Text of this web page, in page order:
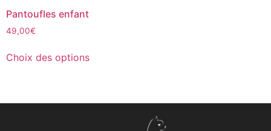
Pantoufles enfant
49,00€
Choix des options